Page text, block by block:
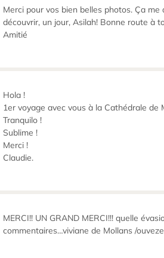
Merci pour vos bien belles photos. Ça
découvrir, un jour, Asilah! Bonne route à
Amitié
Hola !
1er voyage avec vous à la Cathédrale de
Tranquilo !
Sublime !
Merci !
Claudie.
MERCI!! UN GRAND MERCI!!! quelle
commentaires…viviane de Mollans /